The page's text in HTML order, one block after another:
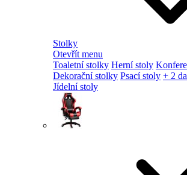
Stolky
Otevřít menu
Toaletní stolky Herní stoly
Dekorační stolky Psací stoly + 2
Jídelní stoly